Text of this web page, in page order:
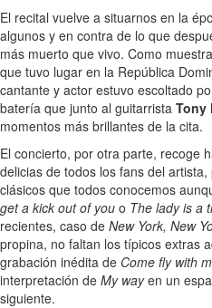
El recital vuelve a situarnos en la
algunos y en contra de lo que
más muerto que vivo. Como
que tuvo lugar en la República
cantante y actor estuvo escoltado
batería que junto al guitarrista Tony
momentos más brillantes de la cita.
El concierto, por otra parte, recoge
delicias de todos los fans del
clásicos que todos conocemos
get a kick out of you o The lady is a
recientes, caso de New York, New
propina, no faltan los típicos extras
grabación inédita de Come fly with
interpretación de My wayen un
siguiente.